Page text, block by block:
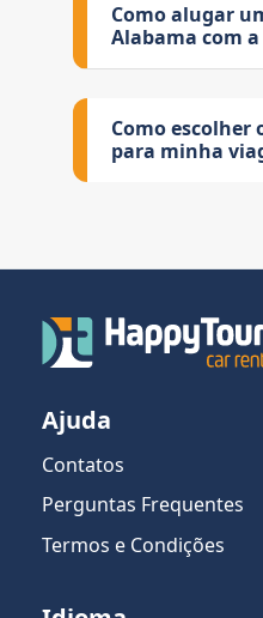
Como alugar
Alabama com
Como escolher
para minha
Ajuda
Contatos
Perguntas Frequentes
Termos e Condições